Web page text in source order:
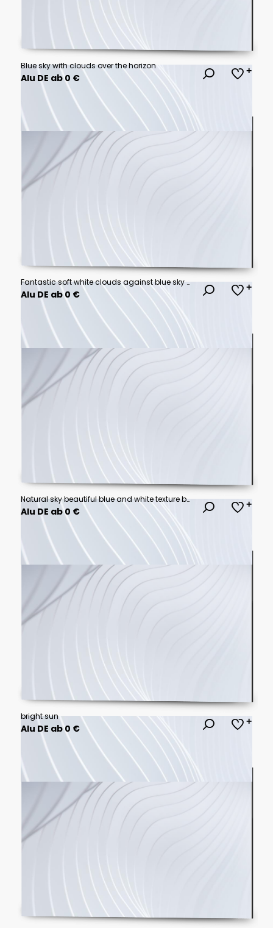
Blue sky with clouds over the horizon
Alu DE ab 0 €
Fantastic soft white clouds against blue sky background, soft fo
Alu DE ab 0 €
Natural sky beautiful blue and white texture background. blue sky with cloud.
Alu DE ab 0 €
bright sun
Alu DE ab 0 €